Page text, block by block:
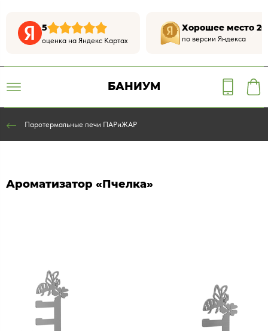
5
оценка на Яндекс Картах
Хорошее место
по версии Яндекса
БАНИУМ
Паротермальные печи ПАРиЖАР
Ароматизатор «Пчелка»